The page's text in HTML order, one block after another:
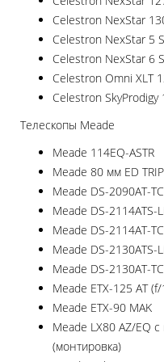
Celestron NexStar
Celestron NexStar 5
Celestron NexStar 6
Celestron Omni XLT
Celestron SkyProdigy
Телескопы Meade
Meade 114EQ-ASTR
Meade 80 мм ED
Meade DS-2090AT-TC
Meade DS-2114ATS-
Meade DS-2114AT-TC
Meade DS-2130ATS-
Meade DS-2130AT-TC
Meade ETX-125 AT
Meade ETX-90 MAK
Meade LX80 AZ/EQ
(монтировка)